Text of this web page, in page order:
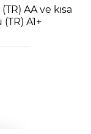
AA ve kısa
A1+